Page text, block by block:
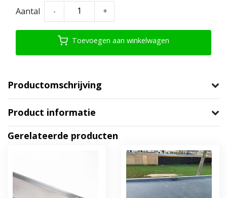
Aantal - +
Toevoegen aan winkelwagen
Productomschrijving
Product informatie
Gerelateerde producten